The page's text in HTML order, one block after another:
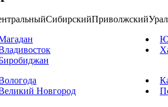
СибирскийПриволжский
Новгород